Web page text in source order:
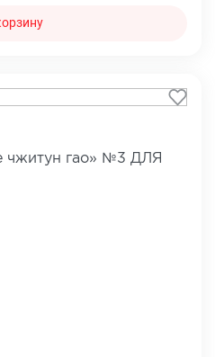
чжитун гао» №3 ДЛЯ